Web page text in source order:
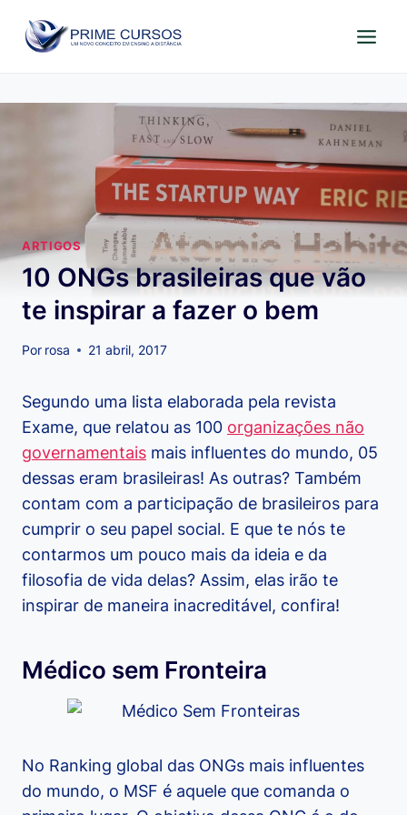
para
ARTIGOS
10 ONGs brasileiras que vão
te inspirar a fazer o bem
Por rosa 21 abril, 2017
Segundo uma lista elaborada pela revista
Exame, que relatou as 100 organizações não
governamentais mais influentes do mundo, 05
dessas eram brasileiras! As outras? Também
contam com a participação de brasileiros para
cumprir o seu papel social. E que te nós te
contarmos um pouco mais da ideia e da
filosofia de vida delas? Assim, elas irão te
inspirar de maneira inacreditável, confira!
Médico sem Fronteira
No Ranking global das ONGs mais influentes
do mundo, o MSF é aquele que comanda o